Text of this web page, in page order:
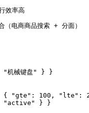
商商品搜索 + 分面）
机械键盘" } }
"gte": 100, "lte":
"active" } }